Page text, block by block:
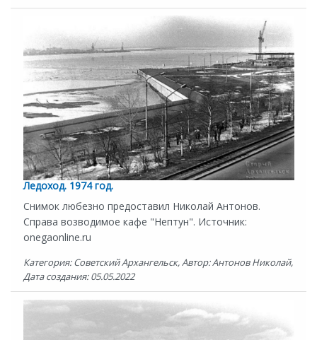
Ледоход. 1974 год.
Снимок любезно предоставил Николай Антонов.
Справа возводимое кафе "Нептун". Источник:
onegaonline.ru
Категория: Советский Архангельск, Автор: Антонов Николай,
Дата создания: 05.05.2022